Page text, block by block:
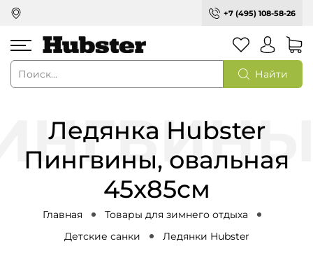
+7 (495) 108-58-26
Найти
Ледянка Hubster
Пингвины, овальная
45x85см
Главная
Товары для зимнего отдыха
Детские санки
Ледянки Hubster